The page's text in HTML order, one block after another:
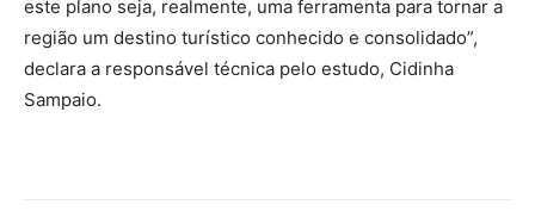
este plano seja, realmente, uma ferramenta para tornar a
região um destino turístico conhecido e consolidado”,
declara a responsável técnica pelo estudo, Cidinha
Sampaio.